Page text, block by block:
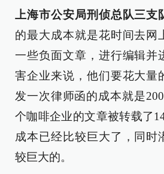
上海市公安局刑侦总队三支
的最大成本就是花时间去网
一些负面文章，进行编辑并
害企业来说，他们要花大量
发一次律师函的成本就是
个咖啡企业的文章被转载了
成本已经比较巨大了，同时
较巨大的。